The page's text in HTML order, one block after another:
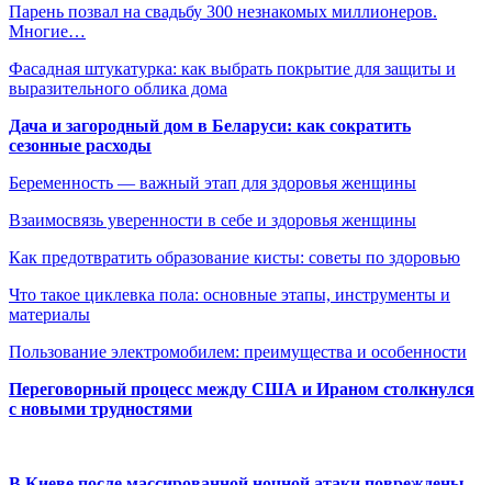
Парень позвал на свадьбу 300 незнакомых миллионеров.
Многие…
Фасадная штукатурка: как выбрать покрытие для защиты и
выразительного облика дома
Дача и загородный дом в Беларуси: как сократить
сезонные расходы
Беременность — важный этап для здоровья женщины
Взаимосвязь уверенности в себе и здоровья женщины
Как предотвратить образование кисты: советы по здоровью
Что такое циклевка пола: основные этапы, инструменты и
материалы
Пользование электромобилем: преимущества и особенности
Переговорный процесс между США и Ираном столкнулся
с новыми трудностями